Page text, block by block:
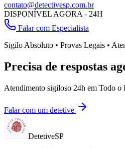
contato@detectivesp.com.br
DISPONÍVEL AGORA - 24H
Falar com Especialista
Sigilo Absoluto • Provas Legais •
Precisa de respostas
Atendimento sigiloso 24h em Todo o
Falar com um detetive
DetetiveSP